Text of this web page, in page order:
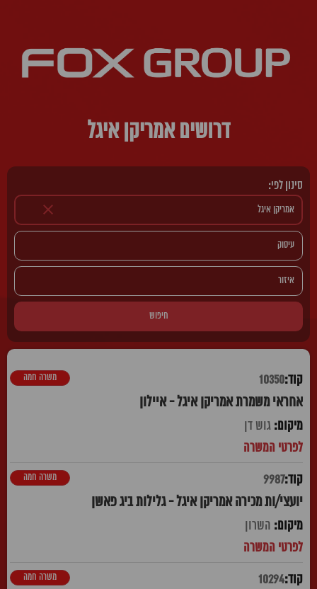
דרושים אמריקן איגל
סינון לפי:
חיפוש
10350
אחראי משמרת אמריקן איגל - איילון
משרה חמה
גוש דן
9987
יועצי/ות מכירה אמריקן איגל - גלילות ביג פאשן
משרה חמה
השרון
10294 משרה חמה